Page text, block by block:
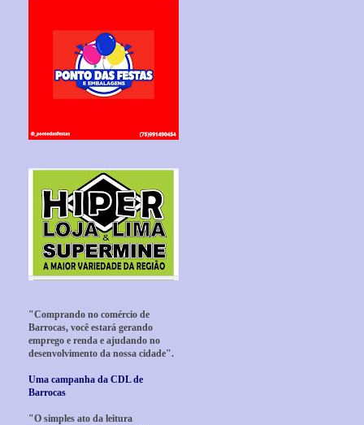
"Comprando no comércio de
Barrocas, você estará gerando
emprego e renda e ajudando no
desenvolvimento da nossa cidade".
Uma campanha da CDL de
Barrocas
"O simples ato da leitura